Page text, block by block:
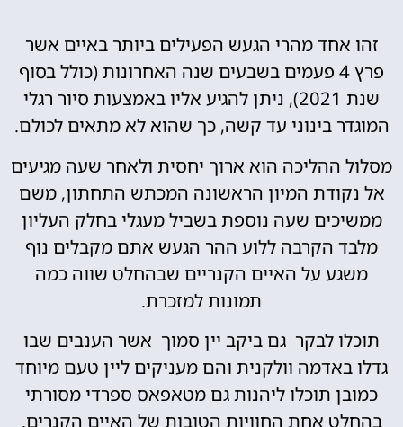
זהו אחד מהרי הגעש הפעילים ביותר באיים אשר
פרץ 4 פעמים בשבעים שנה האחרונות (כולל בסוף
שנת 2021), ניתן להגיע אליו באמצעות סיור רגלי
המוגדר בינוני עד קשה, כך שהוא לא מתאים לכולם.
מסלול ההליכה הוא ארוך יחסית ולאחר שעה מגיעים
אל נקודת המיון הראשונה המכתש התחתון, משם
ממשיכים שעה נוספת בשביל מעגלי בחלק העליון
מלבד הקרבה ללוע ההר הגעש אתם מקבלים נוף
משגע על האיים הקנריים שבהחלט שווה כמה
תמונות למזכרת.
תוכלו לבקר גם ביקב יין סמוך אשר הענבים שבו
גדלו באדמה וולקנית והם מעניקים ליין טעם מיוחד
כמובן תוכלו ליהנות גם מטאפאס ספרדי מסורתי
בהחלט אחת החוויות הטובות של האיים הקנרים.